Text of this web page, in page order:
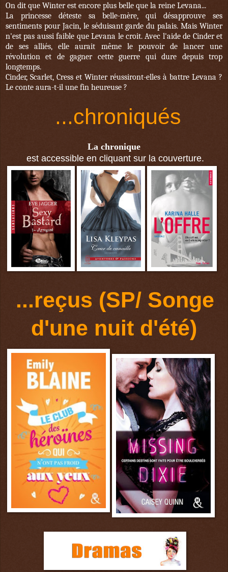
On dit que Winter est encore plus belle que la reine Levana...
La princesse déteste sa belle-mère, qui désapprouve ses
sentiments pour Jacin, le séduisant garde du palais. Mais Winter
n'est pas aussi faible que Levana le croit. Avec l'aide de Cinder et
de ses alliés, elle aurait même le pouvoir de lancer une
révolution et de gagner cette guerre qui dure depuis trop
longtemps.
Cinder, Scarlet, Cress et Winter réussiront-elles à battre Levana ?
Le conte aura-t-il une fin heureuse ?
...chroniqués
La chronique
est accessible en cliquant sur la couverture.
...reçus (SP/ Songe
d'une nuit d'été)